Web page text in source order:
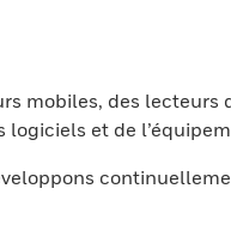
mobiles, des lecteurs
et de